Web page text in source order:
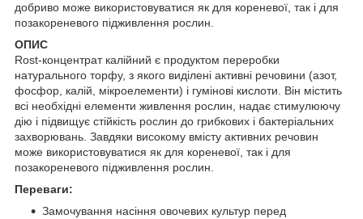
добриво може використовуватися як для кореневої, так і для
позакореневого підживлення рослин.
ОПИС
Rost-концентрат калійний є продуктом переробки
натурального торфу, з якого виділені активні речовини (азот,
фосфор, калій, мікроелементи) і гумінові кислоти. Він містить
всі необхідні елементи живлення рослин, надає стимулюючу
дію і підвищує стійкість рослин до грибкових і бактеріальних
захворювань. Завдяки високому вмісту активних речовин
може використовуватися як для кореневої, так і для
позакореневого підживлення рослин.
Переваги:
Замочування насіння овочевих культур перед